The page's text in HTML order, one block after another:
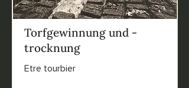
Torfgewinnung und -
trocknung
Etre tourbier